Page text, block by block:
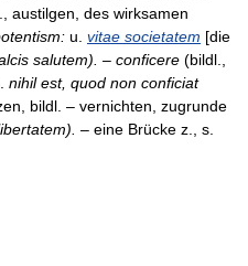
austilgen, des wirksamen
u. vitae societatem [die
salutem). – conficere (bildl.,
nihil est, quod non conficiat
bildl. – vernichten, zugrunde
– eine Brücke z., s.